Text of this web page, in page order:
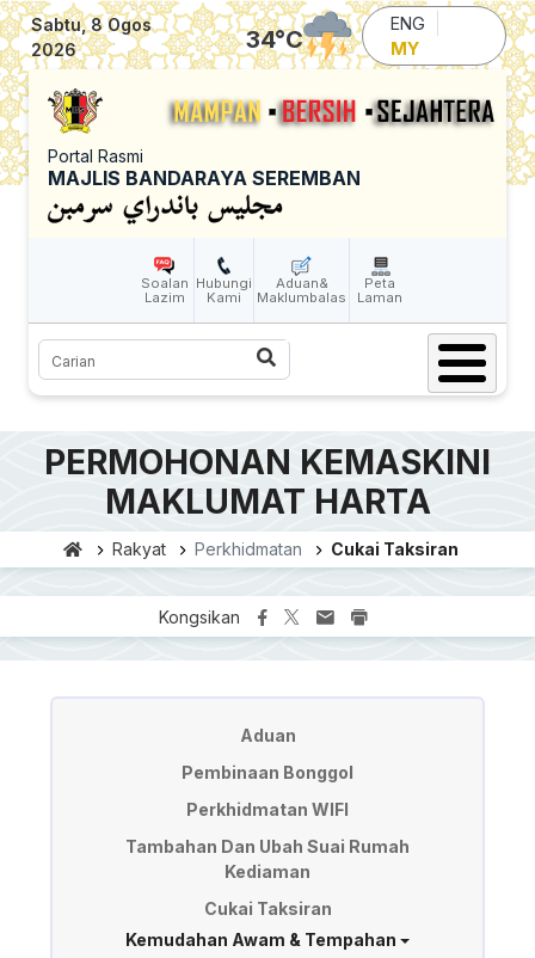
Skip to main content
Sabtu, 8 Ogos
2026
34°C
ENG
MY
Portal Rasmi
MAJLIS BANDARAYA SEREMBAN
Soalan
Lazim
Hubungi
Kami
Aduan&
Maklumbalas
Peta
Laman
Carian
PERMOHONAN KEMASKINI
MAKLUMAT HARTA
Rakyat Perkhidmatan Cukai Taksiran
Kongsikan
Aduan
Pembinaan Bonggol
Perkhidmatan WIFI
Tambahan Dan Ubah Suai Rumah
Kediaman
Cukai Taksiran
Kemudahan Awam & Tempahan